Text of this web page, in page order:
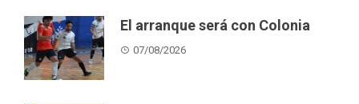
El arranque será con Colonia
07/08/2026